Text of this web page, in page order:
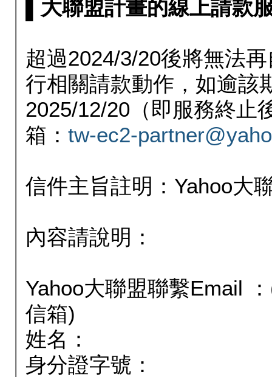
▌大聯盟計畫的線上請款
超過2024/3/20後將無法
行相關請款動作，如逾該
2025/12/20（即服務終止
箱： tw-ec2-
信件主旨註明：Yahoo大
內容請說明：
Yahoo大聯盟聯繫Email
信箱)
姓名：
身分證字號：